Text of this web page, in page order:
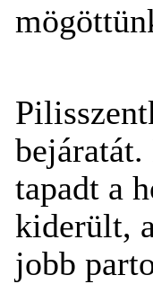
bejáratát.
tapadt a
kiderült,
jobb